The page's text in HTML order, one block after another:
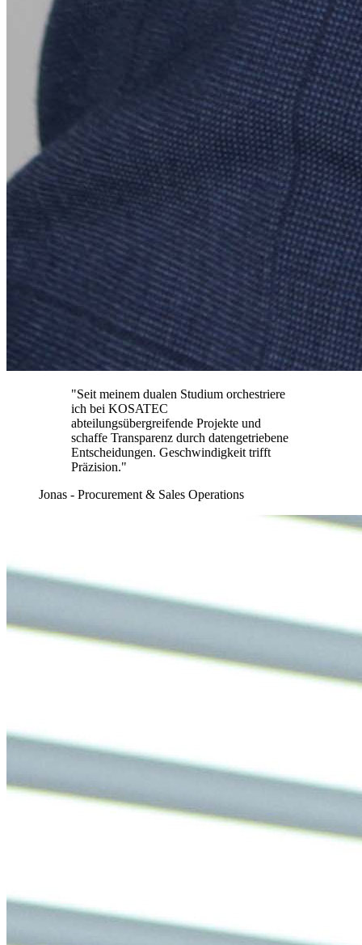
"Seit meinem dualen Studium orchestriere
ich bei KOSATEC
abteilungsübergreifende Projekte und
schaffe Transparenz durch datengetriebene
Entscheidungen. Geschwindigkeit trifft
Präzision."
Jonas - Procurement & Sales Operations